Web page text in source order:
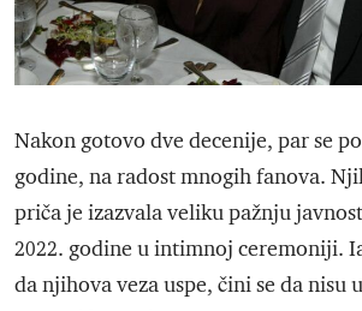
Nakon gotovo dve decenije, par se
godine, na radost mnogih fanova.
priča je izazvala veliku pažnju
2022. godine u intimnoj ceremoniji.
da njihova veza uspe, čini se da nisu